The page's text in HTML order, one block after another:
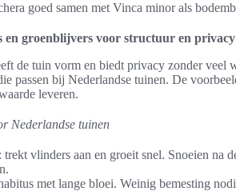
goed samen met Vinca minor als
en groenblijvers voor structuur en privacy
de tuin vorm en biedt privacy zonder veel
passen bij Nederlandse tuinen. De
leveren.
Nederlandse tuinen
vlinders aan en groeit snel. Snoeien na
met lange bloei. Weinig bemesting